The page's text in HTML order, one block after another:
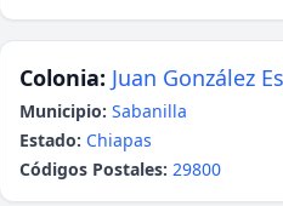
Colonia: Juan González
Municipio: Sabanilla
Estado: Chiapas
Códigos Postales: 29800